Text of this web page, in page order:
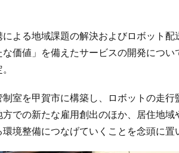
による地域課題の解決およびロボット
価値」を備えたサービスの開発につ
室を甲賀市に構築し、ロボットの走
方での新たな雇用創出のほか、居住地
境整備につなげていくことを念頭に置